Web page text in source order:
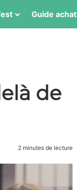
Guide achat
de
2 minutes de lecture